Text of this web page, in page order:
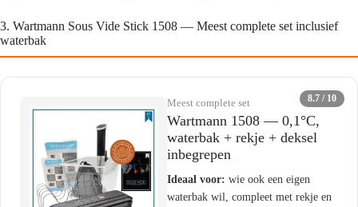
3. Wartmann Sous Vide Stick 1508 — Meest complete set inclusief
waterbak
8.7 / 10
Meest complete set
Wartmann 1508 — 0,1°C,
waterbak + rekje + deksel
inbegrepen
Ideaal voor: wie ook een eigen
waterbak wil, compleet met rekje en